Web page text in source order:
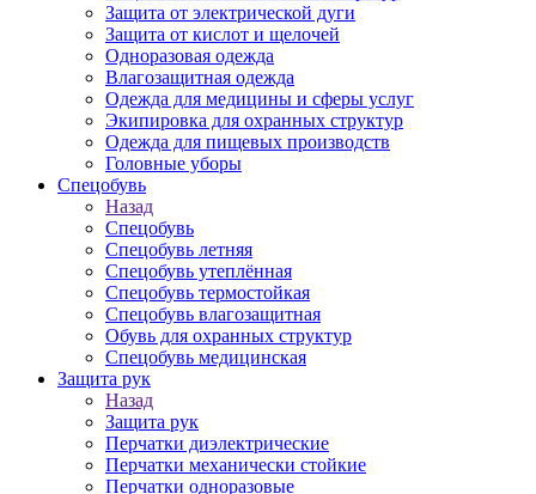
Защита от электрической дуги
Защита от кислот и щелочей
Одноразовая одежда
Влагозащитная одежда
Одежда для медицины и сферы услуг
Экипировка для охранных структур
Одежда для пищевых производств
Головные уборы
Спецобувь
Назад
Спецобувь
Спецобувь летняя
Спецобувь утеплённая
Спецобувь термостойкая
Спецобувь влагозащитная
Обувь для охранных структур
Спецобувь медицинская
Защита рук
Назад
Защита рук
Перчатки диэлектрические
Перчатки механически стойкие
Перчатки одноразовые